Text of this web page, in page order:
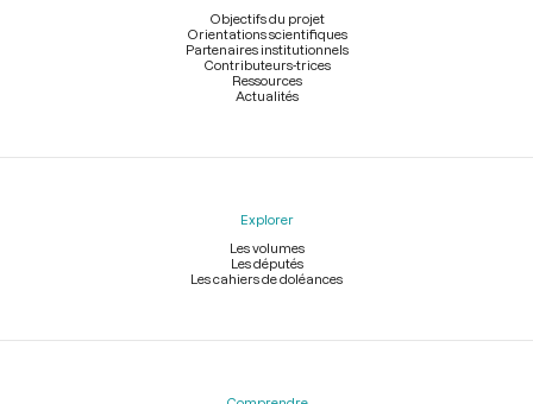
Objectifs du projet
Orientations scientifiques
Partenaires institutionnels
Contributeurs-trices
Ressources
Actualités
Explorer
Les volumes
Les députés
Les cahiers de doléances